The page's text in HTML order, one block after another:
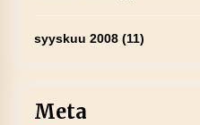
syyskuu 2008(11)
Meta